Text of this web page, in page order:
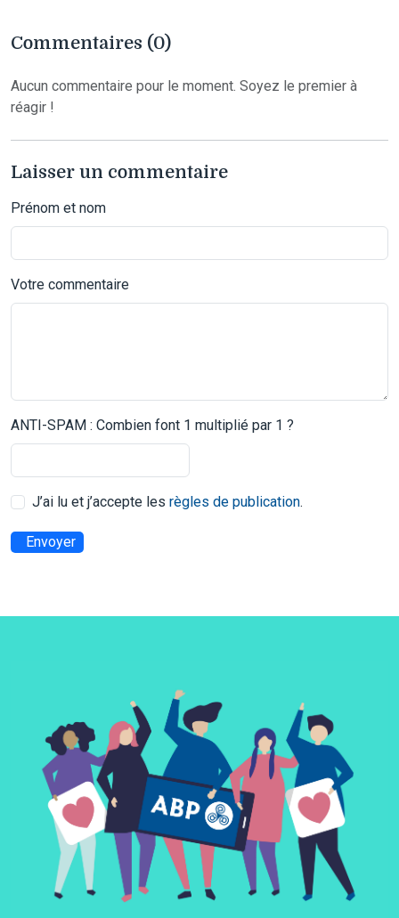
Commentaires (0)
Aucun commentaire pour le moment. Soyez le premier à
réagir !
Laisser un commentaire
Prénom et nom
Votre commentaire
ANTI-SPAM : Combien font 1 multiplié par 1 ?
J’ai lu et j’accepte les règles de publication.
Envoyer